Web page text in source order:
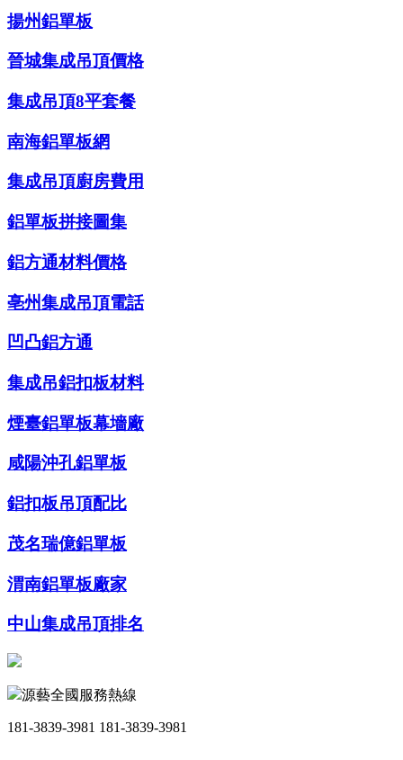
揚州鋁單板
晉城集成吊頂價格
集成吊頂8平套餐
南海鋁單板網
集成吊頂廚房費用
鋁單板拼接圖集
鋁方通材料價格
亳州集成吊頂電話
凹凸鋁方通
集成吊鋁扣板材料
煙臺鋁單板幕墻廠
咸陽沖孔鋁單板
鋁扣板吊頂配比
茂名瑞億鋁單板
渭南鋁單板廠家
中山集成吊頂排名
源藝全國服務熱線
181-3839-3981 181-3839-3981